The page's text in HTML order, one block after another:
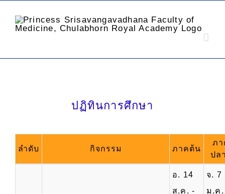
ปฏิทินการศึกษา
ลำดับ กิจกรรม ภาคต้น
ภ
ปล
อ. 14
ส.ค. -
จ. 7
ม.ค.